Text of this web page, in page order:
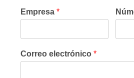
Empresa*
Correo electrónico*